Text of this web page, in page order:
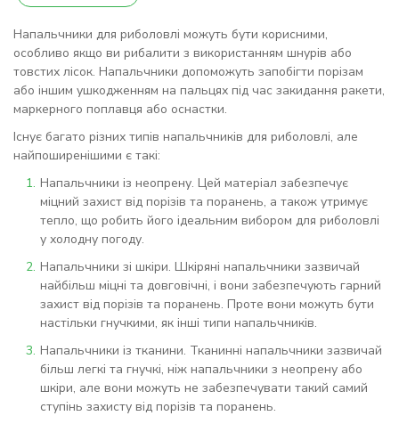
Напальчники для риболовлі можуть бути корисними,
особливо якщо ви рибалити з використанням шнурів або
товстих лісок. Напальчники допоможуть запобігти порізам
або іншим ушкодженням на пальцях під час закидання ракети,
маркерного поплавця або оснастки.
Існує багато різних типів напальчників для риболовлі, але
найпоширенішими є такі:
Напальчники із неопрену. Цей матеріал забезпечує
міцний захист від порізів та поранень, а також утримує
тепло, що робить його ідеальним вибором для риболовлі
у холодну погоду.
Напальчники зі шкіри. Шкіряні напальчники зазвичай
найбільш міцні та довговічні, і вони забезпечують гарний
захист від порізів та поранень. Проте вони можуть бути
настільки гнучкими, як інші типи напальчників.
Напальчники із тканини. Тканинні напальчники зазвичай
більш легкі та гнучкі, ніж напальчники з неопрену або
шкіри, але вони можуть не забезпечувати такий самий
ступінь захисту від порізів та поранень.